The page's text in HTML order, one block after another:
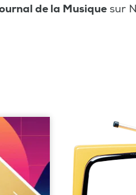
de la Musique sur